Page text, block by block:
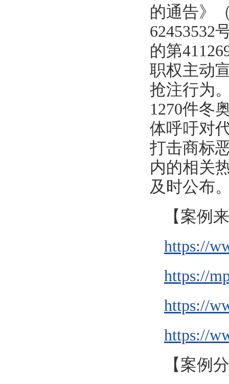
的通告》
62453532
的第
职权主动
抢注行为
1270件冬
体呼吁对
打击商标
内的相关
及时公布
【案例
https://
https://
https://
https://
【案例